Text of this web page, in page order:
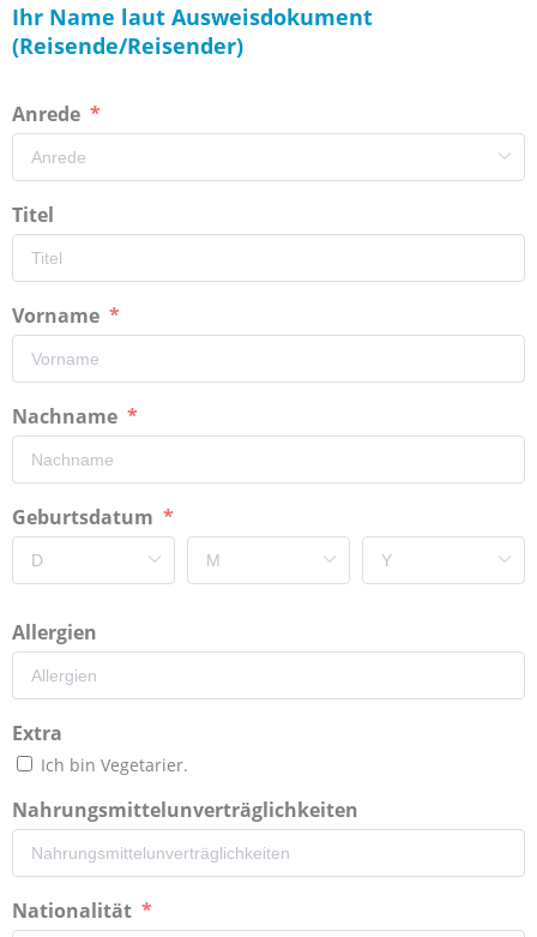
Ihr Name laut Ausweisdokument
(Reisende/Reisender)
Anrede
Titel
Vorname
Nachname
Geburtsdatum
Allergien
Extra
Ich bin Vegetarier.
Nahrungsmittelunverträglichkeiten
Nationalität